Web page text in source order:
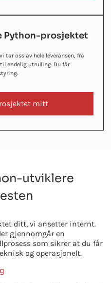
Python-prosjektet
tar oss av hele leveransen, fra
endelig utrulling. Du får
mitt
utviklere
ditt, vi ansetter internt.
gjennomgår en
som sikrer at du får
og operasjonelt.